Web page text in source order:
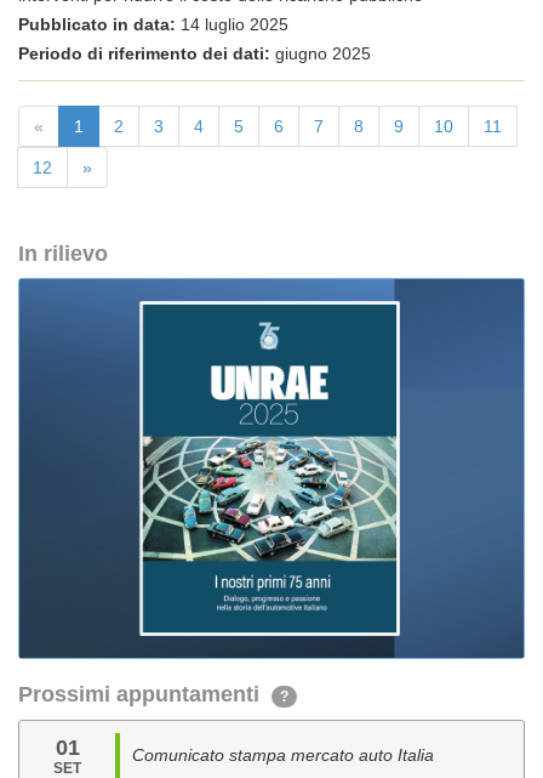
Pubblicato in data: 14 luglio 2025
Periodo di riferimento dei dati: giugno 2025
« 1 2 3 4 5 6 7 8 9 10 11
12 »
In rilievo
Prossimi appuntamenti ?
01
SET
Comunicato stampa mercato auto Italia